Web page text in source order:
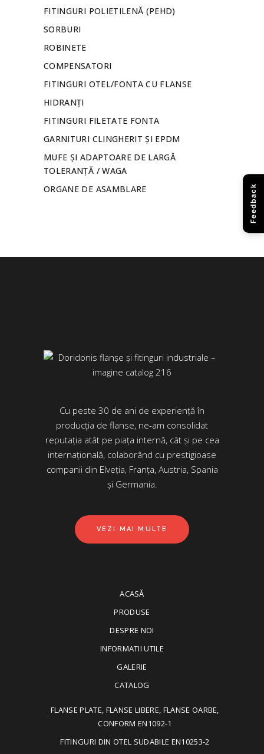
FITINGURI POLIETILENĂ (PEHD)
SORBURI
ROBINETE
COMPENSATORI
FITINGURI OTEL/FONTA CU FLANSE
HIDRANȚI
FITINGURI FILETATE FONTA
GARNITURI CLINGHERIT ȘI EPDM
MUFE ȘI ADAPTOARE DE LARGĂ
TOLERANȚĂ / WAGA
ORGANE DE ASAMBLARE
Cu peste 30 de ani de experiență în
producția de flanse, ne-am consolidat
reputația atât pe piața internă, cât și pe cea
internațională, colaborând cu prestigioase
companii din Elveția, Franța, Austria, Spania
și Germania.
VEZI MAI MULTE
ACASĂ
PRODUSE
DESPRE NOI
INFORMATII UTILE
GALERIE
CATALOG
FLANSE PLATE, FLANSE LIBERE, FLANSE OARBE,
CONFORM EN1092-1
FITINGURI DIN OTEL SUDABILE EN10253-2
Feedback